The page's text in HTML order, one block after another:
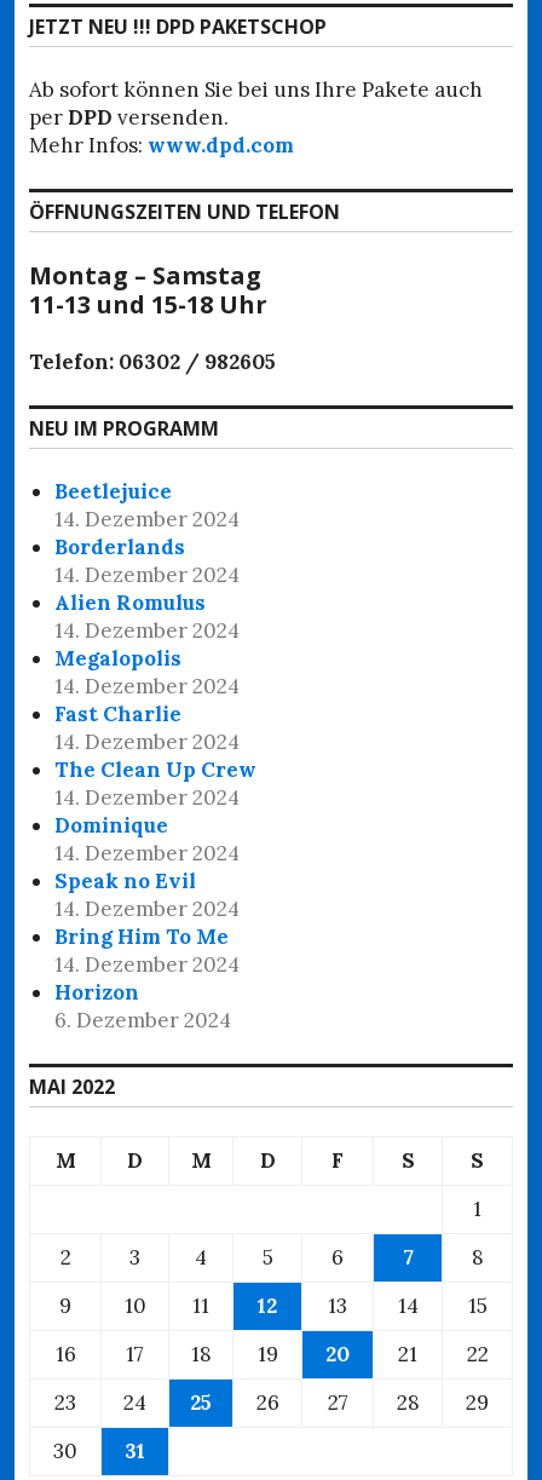
JETZT NEU !!! DPD PAKETSCHOP
Ab sofort können Sie bei uns Ihre Pakete auch
per DPD versenden.
Mehr Infos: www.dpd.com
ÖFFNUNGSZEITEN UND TELEFON
Montag – Samstag
11-13 und 15-18 Uhr
Telefon: 06302 / 982605
NEU IM PROGRAMM
Beetlejuice
14. Dezember 2024
Borderlands
14. Dezember 2024
Alien Romulus
14. Dezember 2024
Megalopolis
14. Dezember 2024
Fast Charlie
14. Dezember 2024
The Clean Up Crew
14. Dezember 2024
Dominique
14. Dezember 2024
Speak no Evil
14. Dezember 2024
Bring Him To Me
14. Dezember 2024
Horizon
6. Dezember 2024
MAI 2022
M D M D F S
S
1
2
3 4 5 6 7
8
9
10 11 12 13 14
15
16
17 18 19 20 21
22
23
24 25 26 27 28
29
30
31